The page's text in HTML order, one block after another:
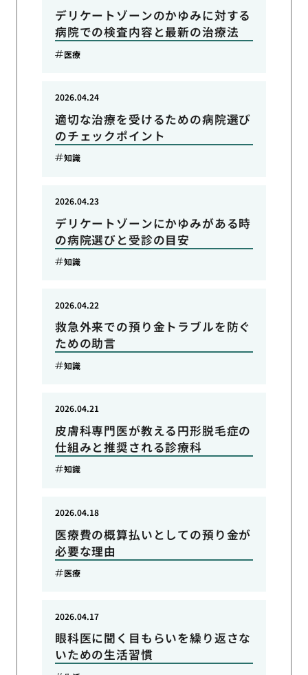
デリケートゾーンのかゆみに対する
病院での検査内容と最新の治療法
医療
適切な治療を受けるための病院選び
のチェックポイント
2026.04.24
知識
デリケートゾーンにかゆみがある時
の病院選びと受診の目安
2026.04.23
知識
救急外来での預り金トラブルを防ぐ
ための助言
2026.04.22
知識
皮膚科専門医が教える円形脱毛症の
仕組みと推奨される診療科
2026.04.21
知識
医療費の概算払いとしての預り金が
必要な理由
2026.04.18
医療
眼科医に聞く目もらいを繰り返さな
いための生活習慣
2026.04.17